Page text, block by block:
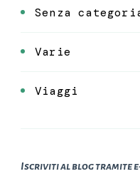
Senza
Varie
Viaggi
Iscriviti al blog tramite